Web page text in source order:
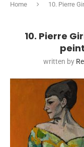
Home 10. Pierre
10. Pierre
written by